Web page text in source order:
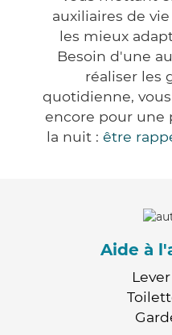
auxiliaires de
les mieux
Besoin d'une
réaliser les
quotidienne,
encore pour une
la nuit : être
Aide à